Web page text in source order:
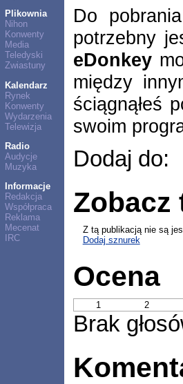
Plikownia
Nihon
Konwenty
Media
Teledyski
Zwiastuny
Kalendarz
Rynek
Konwenty
Wydarzenia
Telewizja
Radio
Audycje
Muzyka
Informacje
Redakcja
Współpraca
Reklama
Mecenat
IRC
Do
potrzebny
eDonkey
między
ściągnąłeś
swoim
Dodaj do:
Zobacz
Z tą publikacją nie są
Dodaj sznurek
Ocena
1 2
Brak